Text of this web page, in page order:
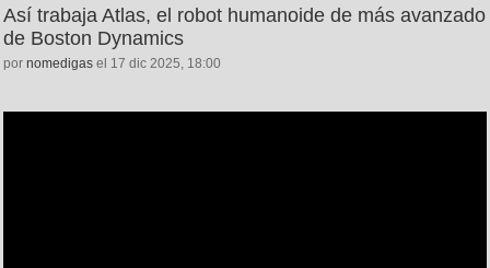
Así trabaja Atlas, el robot humanoide de más avanzado
de Boston Dynamics
por nomedigas el 17 dic 2025, 18:00